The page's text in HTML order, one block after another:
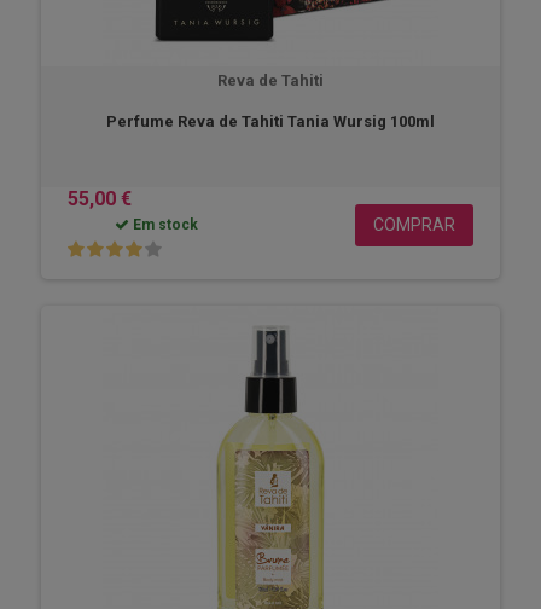
Reva de Tahiti
Perfume Reva de Tahiti Tania Wursig 100ml
55,00 €
Em stock COMPRAR